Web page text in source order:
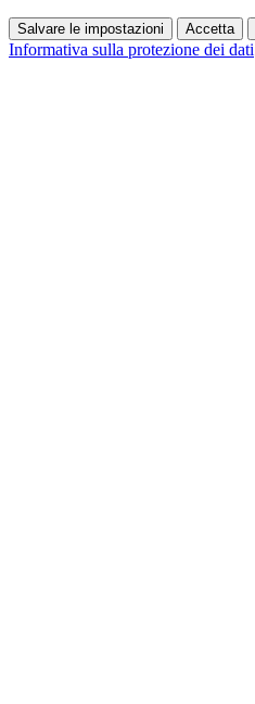
Salvare le impostazioni Accetta
Informativa sulla protezione dei dati